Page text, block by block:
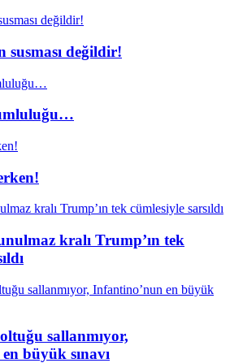
susması değildir!
kralı Trump’ın tek
sallanmıyor,
büyük sınavı